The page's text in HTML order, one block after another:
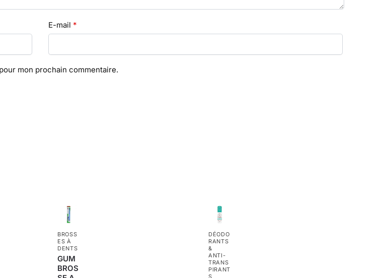
E-mail *
mon prochain commentaire.
BROSS
ES À
DENTS
GUM
BROS
DÉODO
RANTS
&
ANTI-
TRANS
PIRANT
S